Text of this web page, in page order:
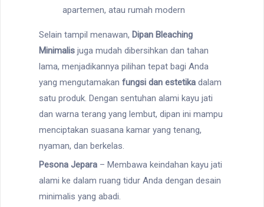
apartemen, atau rumah modern
Selain tampil menawan, Dipan Bleaching
Minimalis juga mudah dibersihkan dan tahan
lama, menjadikannya pilihan tepat bagi Anda
yang mengutamakan fungsi dan estetika dalam
satu produk. Dengan sentuhan alami kayu jati
dan warna terang yang lembut, dipan ini mampu
menciptakan suasana kamar yang tenang,
nyaman, dan berkelas.
Pesona Jepara – Membawa keindahan kayu jati
alami ke dalam ruang tidur Anda dengan desain
minimalis yang abadi.